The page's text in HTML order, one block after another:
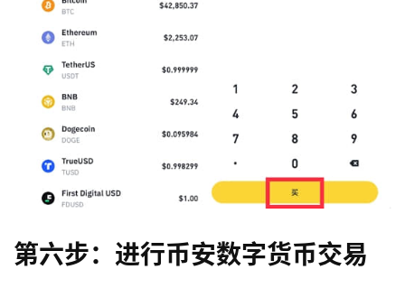
币
圈
第六步：进行币安数字货币交易